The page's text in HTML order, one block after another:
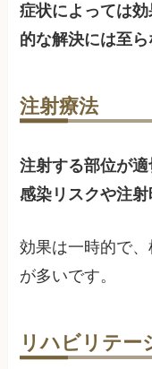
症状によっては
的な解決には至
注射療法
注射する部位が適
感染リスクや注
効果は一時的で
が多いです。
リハビリテー